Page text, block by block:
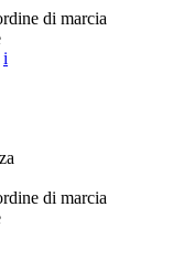
di marcia
i
di marcia